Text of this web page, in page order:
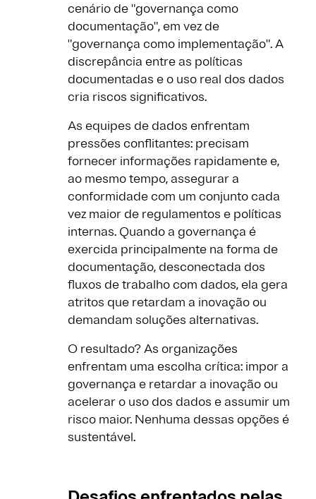
cenário de "governança como
documentação", em vez de
"governança como implementação". A
discrepância entre as políticas
documentadas e o uso real dos dados
cria riscos significativos.
As equipes de dados enfrentam
pressões conflitantes: precisam
fornecer informações rapidamente e,
ao mesmo tempo, assegurar a
conformidade com um conjunto cada
vez maior de regulamentos e políticas
internas. Quando a governança é
exercida principalmente na forma de
documentação, desconectada dos
fluxos de trabalho com dados, ela gera
atritos que retardam a inovação ou
demandam soluções alternativas.
O resultado? As organizações
enfrentam uma escolha crítica: impor a
governança e retardar a inovação ou
acelerar o uso dos dados e assumir um
risco maior. Nenhuma dessas opções é
sustentável.